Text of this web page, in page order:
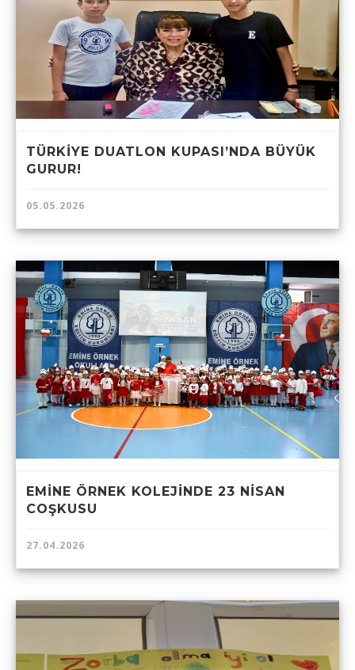
TÜRKİYE DUATLON KUPASI’NDA BÜYÜK
GURUR!
05.05.2026
EMİNE ÖRNEK KOLEJİNDE 23 NİSAN
COŞKUSU
27.04.2026